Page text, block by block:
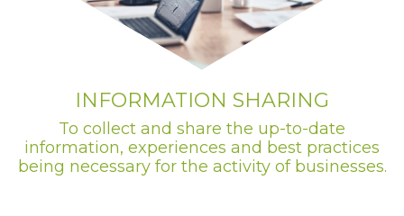
INFORMATION SHARING
To collect and share the up-to-date
information, experiences and best practices
being necessary for the activity of businesses.